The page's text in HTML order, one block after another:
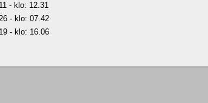
- klo: 12.31
- klo: 07.42
- klo: 16.06